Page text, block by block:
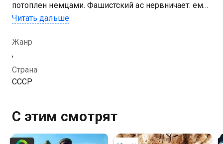
потоплен немцами. Фашистский ас нервничает: ему
никак не удаётся "достать" последнего оставшегося
Читать дальше
Жанр
,
Страна
СССР
С этим смотрят